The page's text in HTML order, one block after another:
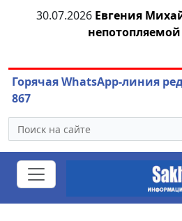
30.07.2026 Евгения
Горячая WhatsApp-линия
867